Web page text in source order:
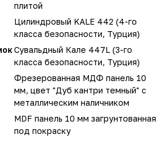
плитой
Цилиндровый KALE 442 (4-го
класса безопасности, Турция)
Сувальдный Кале 447L (3-го
класса безопасности, Турция)
Фрезерованная МДФ панель 10
мм, цвет "Дуб кантри темный" с
металлическим наличником
MDF панель 10 мм загрунтованная
под покраску